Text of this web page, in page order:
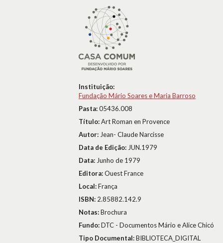
Instituição:
Fundação Mário Soares e Maria Barroso
Pasta:05436.008
Título:Art Roman en Provence
Autor: Jean- Claude Narcisse
Data de Edição: JUN.1979
Data: Junho de 1979
Editora:Ouest France
Local:França
ISBN: 2.85882.142.9
Notas:Brochura
Fundo:DTC - Documentos Mário e Alice Chicó
Tipo Documental:BIBLIOTECA_DIGITAL